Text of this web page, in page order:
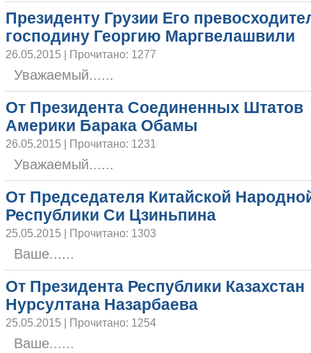
Президенту Грузии Его
господину Георгию Маргвелашвили
26.05.2015 | Прочитано: 1277
Уважаемый......
От Президента Соединенных Штатов
Америки Барака Обамы
26.05.2015 | Прочитано: 1231
Уважаемый......
От Председателя Китайской
Республики Си Цзиньпина
25.05.2015 | Прочитано: 1303
Ваше......
От Президента Республики Казахстан
Нурсултана Назарбаева
25.05.2015 | Прочитано: 1254
Ваше......